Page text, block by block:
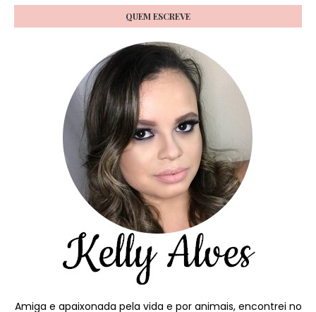
QUEM ESCREVE
Amiga e apaixonada pela vida e por animais, encontrei no